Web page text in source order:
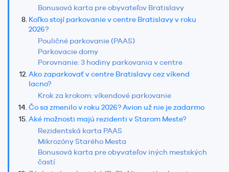
Bonusová karta pre obyvateľov Bratislavy
Koľko stojí parkovanie v centre Bratislavy v roku
2026?
Pouličné parkovanie (PAAS)
Parkovacie domy
Porovnanie: 3 hodiny parkovania v centre
Ako zaparkovať v centre Bratislavy cez víkend
lacno?
Krok za krokom: víkendové parkovanie
Čo sa zmenilo v roku 2026? Avion už nie je zadarmo
Aké možnosti majú rezidenti v Starom Meste?
Rezidentská karta PAAS
Mikrozóny Starého Mesta
Bonusová karta pre obyvateľov iných mestských
častí